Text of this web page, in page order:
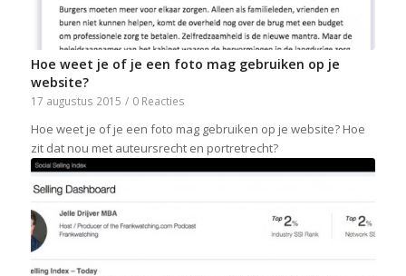
Hoe weet je of je een foto mag gebruiken op je
website?
17 augustus 2015 / 0 Reacties
Hoe weet je of je een foto mag gebruiken op je website? Hoe
zit dat nou met auteursrecht en portretrecht?